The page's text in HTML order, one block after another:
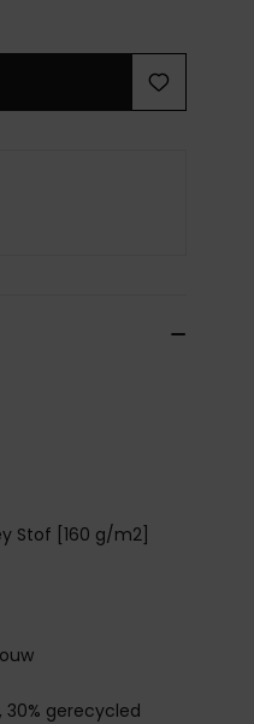
Stof [160 g/m2]
gerecycled